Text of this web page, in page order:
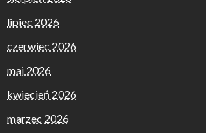
lipiec 2026
czerwiec 2026
maj 2026
kwiecień 2026
marzec 2026